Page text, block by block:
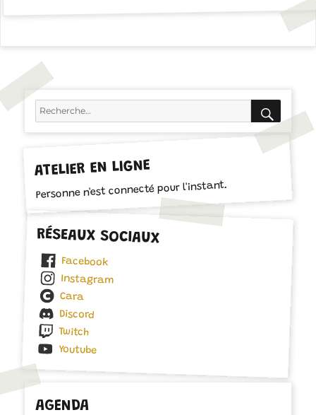
Recherche
ATELIER EN LIGNE
Personne n'est connecté pour l'instant.
RÉSEAUX SOCIAUX
Facebook
Instagram
Cara
Discord
Twitch
Youtube
AGENDA